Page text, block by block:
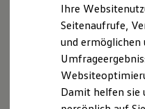
Anpfiff zum
Elektromobilität
Elektroautos
ID. Tutorials
ID. EVERY1
Reichweite
Impressum
Angaben gemäß § 5
Die Göthling &
Betrieben vertreten.
Ihre
Seitenaufrufe,
und ermöglichen
Damit helfen sie